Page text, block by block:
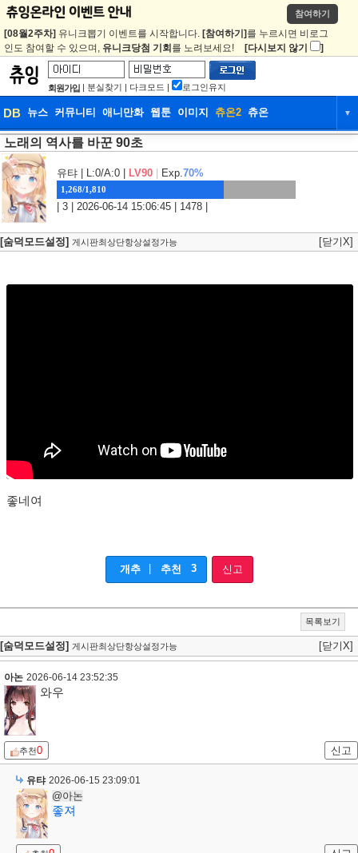
참여하기
[08월2주차] 유니크뽑기 이벤트를 시작합니다. [참여하기] 를 누르시면 비로그
인도 참여할 수 있으며, 유니크당첨 기회 를 노려보세요! [다시보지 않기 ]
회원가입 | 분실찾기 | 다크모드 | 로그인유지
DB 뉴스 커뮤니티 애니만화 웹툰 이미지 츄온2 츄온 ▼
DB 뉴스
웹툰 이미지
노래의 역사를 바꾼 90초
유탸 | L:0/A:0 | LV90 Exp.70%
1,268/1,810
| 3 | 2026-06-14 15:06:45 | 1478 |
[숨덕모드설정] 게시판최상단항상설정가능 [닫기X]
좋네여
개추 추천 3 신고
목록보기
[숨덕모드설정] 게시판최상단항상설정가능 [닫기X]
아논 2026-06-14 23:52:35
와우
추천0 신고
유탸 2026-06-15 23:09:01
@아논
좋져